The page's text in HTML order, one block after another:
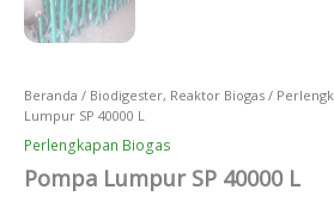
Beranda / Biodigester, Reaktor Biogas /
Lumpur SP 40000 L
Perlengkapan Biogas
Pompa Lumpur SP 40000 L